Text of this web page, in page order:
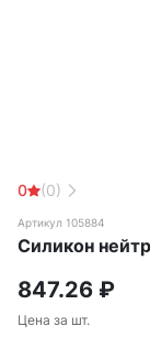
0 (0)
Артикул 105884
Силикон
847.26 ₽
Цена за шт.